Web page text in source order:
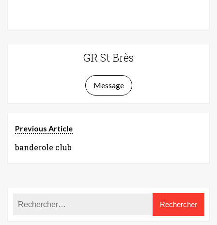
GR St Brès
Message
Previous Article
banderole club